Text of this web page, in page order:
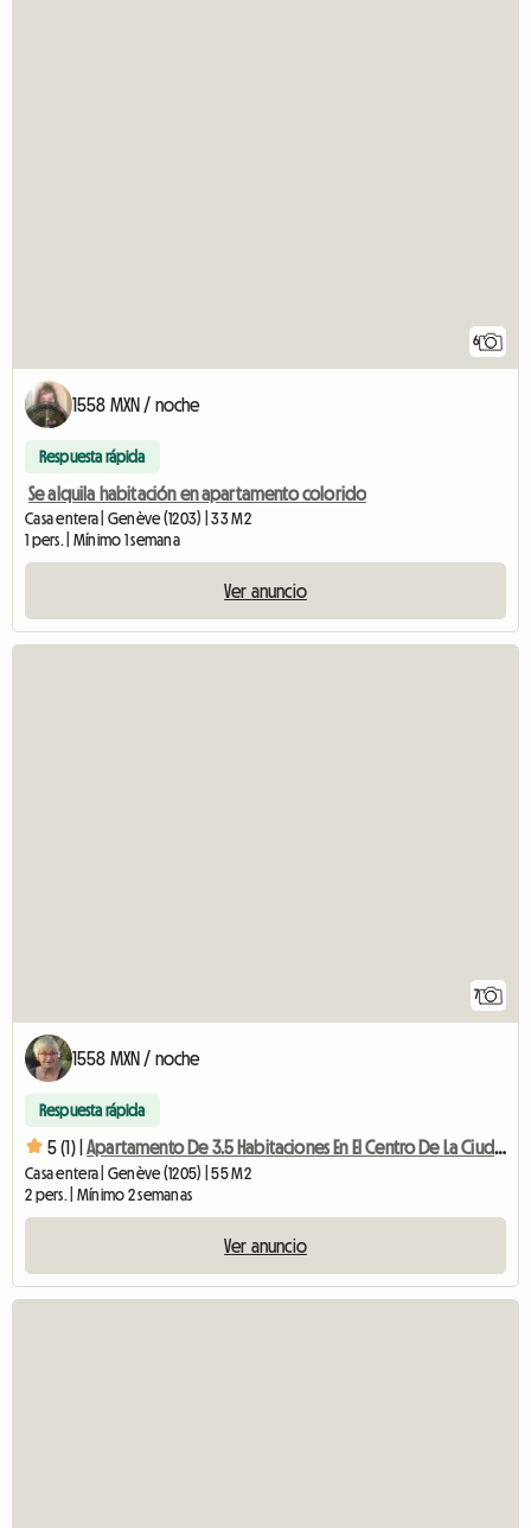
6
1558 MXN / noche
Respuesta rápida
Se alquila habitación en apartamento colorido
Casa entera | Genève (1203) | 33 M2
1 pers. | Mínimo 1 semana
Ver anuncio
7
1558 MXN / noche
Respuesta rápida
5 (1) | Apartamento De 3.5 Habitaciones En El Centro De La Ciudad
Casa entera | Genève (1205) | 55 M2
2 pers. | Mínimo 2 semanas
Ver anuncio